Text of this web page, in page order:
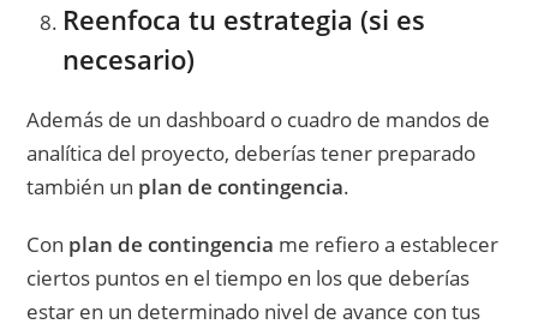
Reenfoca tu estrategia (si es
necesario)
Además de un dashboard o cuadro de mandos de
analítica del proyecto, deberías tener preparado
también un plan de contingencia.
Con plan de contingencia me refiero a establecer
ciertos puntos en el tiempo en los que deberías
estar en un determinado nivel de avance con tus